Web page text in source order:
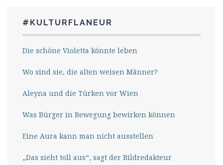
#KULTURFLANEUR
Die schöne Violetta könnte leben
Wo sind sie, die alten weisen Männer?
Aleyna und die Türken vor Wien
Was Bürger in Bewegung bewirken können
Eine Aura kann man nicht ausstellen
„Das sieht toll aus“, sagt der Bildredakteur